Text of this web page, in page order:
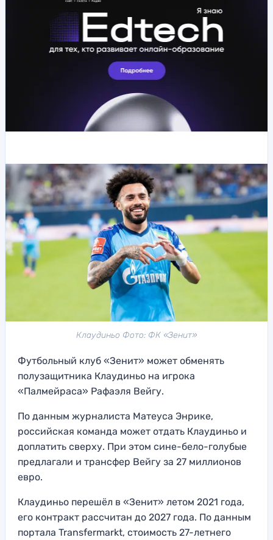
Клаудиньо Фото: ФК «Зенит»
Футбольный клуб «Зенит» может обменять
полузащитника Клаудиньо на игрока
«Палмейраса» Рафаэля Вейгу.
По данным журналиста Матеуса Энрике,
российская команда может отдать Клаудиньо и
доплатить сверху. При этом сине-бело-голубые
предлагали и трансфер Вейгу за 27 миллионов
евро.
Клаудиньо перешёл в «Зенит» летом 2021 года,
его контракт рассчитан до 2027 года. По данным
портала Transfermarkt, стоимость 27-летнего